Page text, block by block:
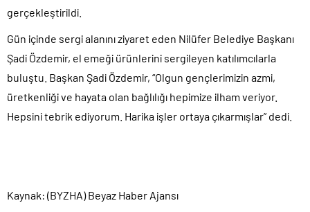
gerçekleştirildi.
Gün içinde sergi alanını ziyaret eden Nilüfer Belediye Başkanı
Şadi Özdemir, el emeği ürünlerini sergileyen katılımcılarla
buluştu. Başkan Şadi Özdemir, “Olgun gençlerimizin azmi,
üretkenliği ve hayata olan bağlılığı hepimize ilham veriyor.
Hepsini tebrik ediyorum. Harika işler ortaya çıkarmışlar” dedi.
Kaynak: (BYZHA) Beyaz Haber Ajansı